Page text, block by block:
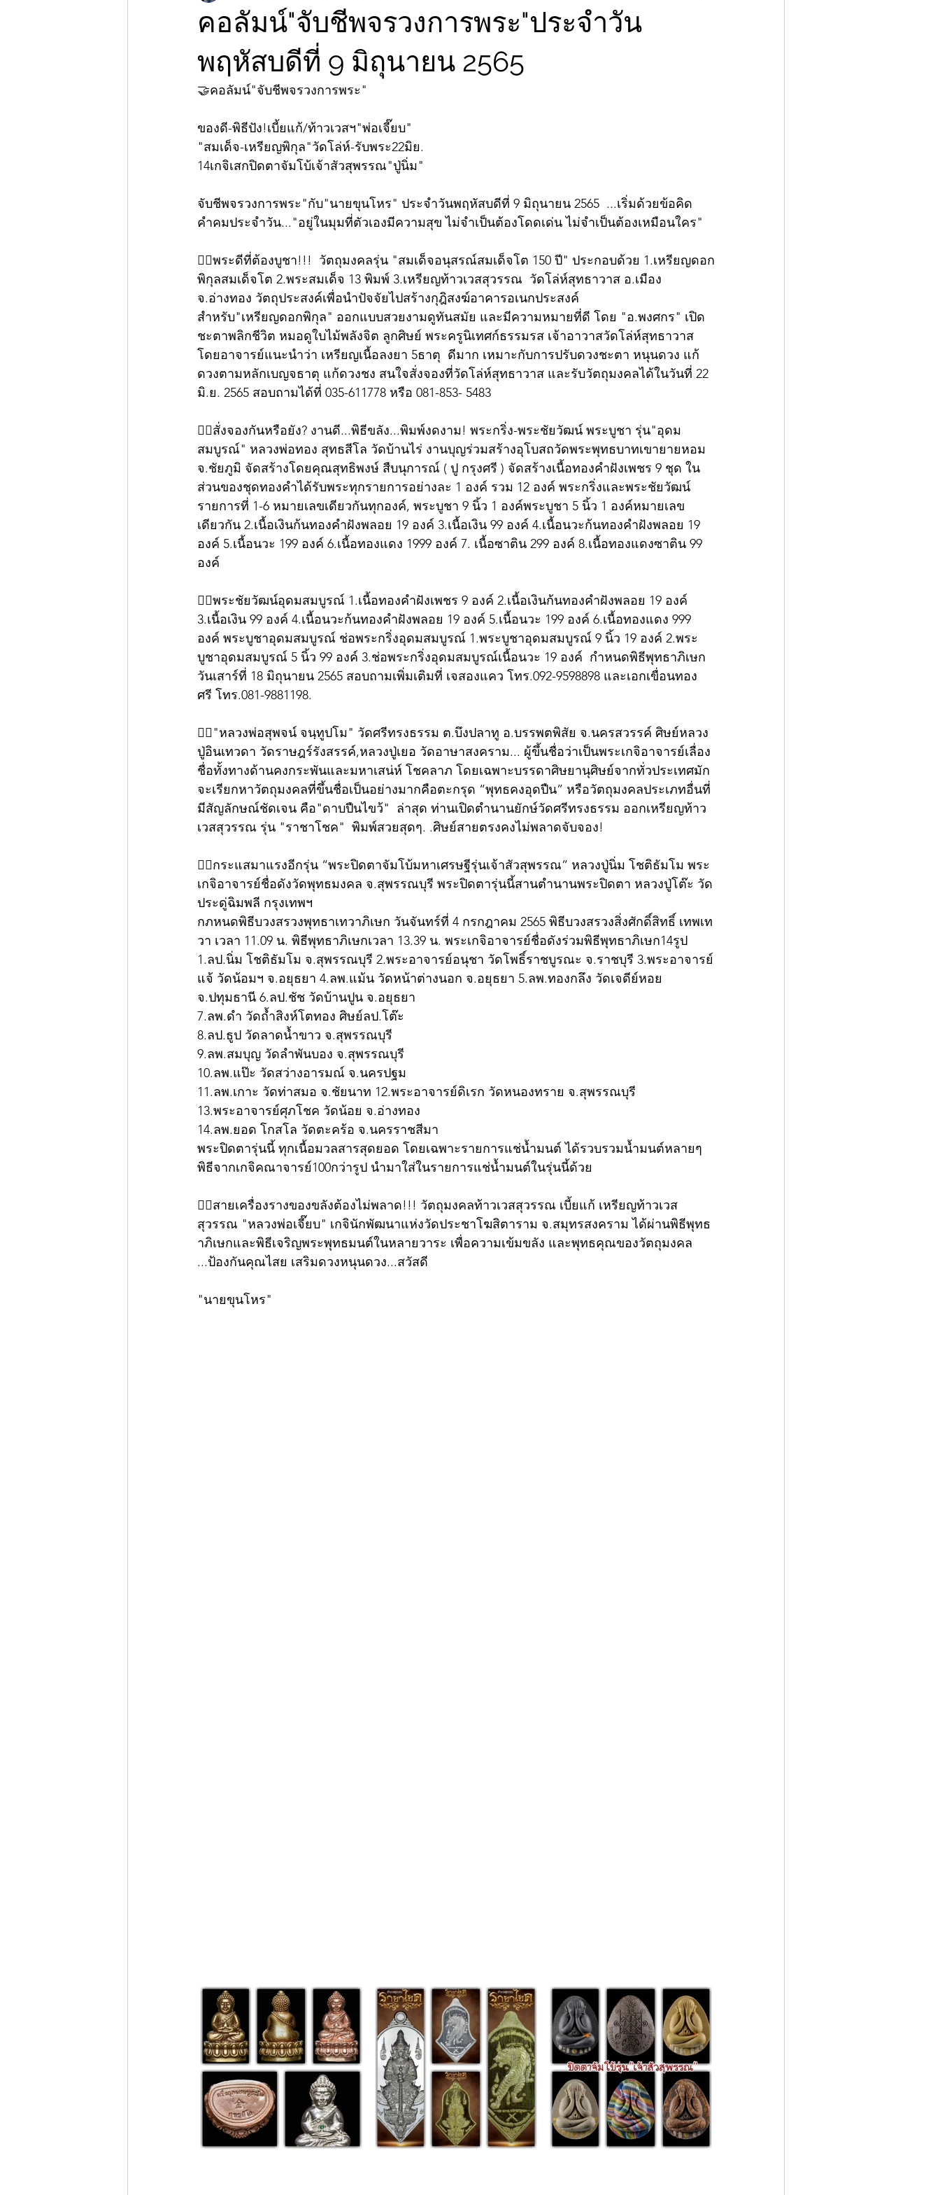
คอลัมน์"จับชีพจรวงการพระ"ประจำวัน
พฤหัสบดีที่ 9 มิถุนายน 2565
🤝คอลัมน์"จับชีพจรวงการพระ"
ของดี-พิธีปัง!เบี้ยแก้/ท้าวเวสฯ"พ่อเจี๊ยบ"
"สมเด็จ-เหรียญพิกุล"วัดโล่ห์-รับพระ22มิย.
14เกจิเสกปิดตาจัมโบ้เจ้าสัวสุพรรณ"ปู่นิ่ม"
จับชีพจรวงการพระ"กับ"นายขุนโหร" ประจำวันพฤหัสบดีที่ 9 มิถุนายน 2565  ...เริ่มด้วยข้อคิด
คำคมประจำวัน..."อยู่ในมุมที่ตัวเองมีความสุข ไม่จำเป็นต้องโดดเด่น ไม่จำเป็นต้องเหมือนใคร"
👍🏻พระดีที่ต้องบูชา!!!  วัตถุมงคลรุ่น "สมเด็จอนุสรณ์สมเด็จโต 150 ปี" ประกอบด้วย 1.เหรียญดอก
พิกุลสมเด็จโต 2.พระสมเด็จ 13 พิมพ์ 3.เหรียญท้าวเวสสุวรรณ  วัดโล่ห์สุทธาวาส อ.เมือง
จ.อ่างทอง วัตถุประสงค์เพื่อนำปัจจัยไปสร้างกุฎิสงฆ์อาคารอเนกประสงค์
สำหรับ"เหรียญดอกพิกุล" ออกแบบสวยงามดูทันสมัย และมีความหมายที่ดี โดย "อ.พงศกร" เปิด
ชะตาพลิกชีวิต หมอดูใบไม้พลังจิต ลูกศิษย์ พระครูนิเทศก์ธรรมรส เจ้าอาวาสวัดโล่ห์สุทธาวาส
โดยอาจารย์แนะนำว่า เหรียญเนื้อลงยา 5ธาตุ  ดีมาก เหมาะกับการปรับดวงชะตา หนุนดวง แก้
ดวงตามหลักเบญจธาตุ แก้ดวงชง สนใจสั่งจองที่วัดโล่ห์สุทธาวาส และรับวัตถุมงคลได้ในวันที่ 22
มิ.ย. 2565 สอบถามได้ที่ 035-611778 หรือ 081-853- 5483
👍🏻สั่งจองกันหรือยัง? งานดี...พิธีขลัง...พิมพ์งดงาม! พระกริ่ง-พระชัยวัฒน์ พระบูชา รุ่น"อุดม
สมบูรณ์" หลวงพ่อทอง สุทธสีโล วัดบ้านไร่ งานบุญร่วมสร้างอุโบสถวัดพระพุทธบาทเขายายหอม
จ.ชัยภูมิ จัดสร้างโดยคุณสุทธิพงษ์ สืบนุการณ์ ( ปู กรุงศรี ) จัดสร้างเนื้อทองคำฝังเพชร 9 ชุด ใน
ส่วนของชุดทองคำได้รับพระทุกรายการอย่างละ 1 องค์ รวม 12 องค์ พระกริ่งและพระชัยวัฒน์
รายการที่ 1-6 หมายเลขเดียวกันทุกองค์, พระบูชา 9 นิ้ว 1 องค์พระบูชา 5 นิ้ว 1 องค์หมายเลข
เดียวกัน 2.เนื้อเงินก้นทองคำฝังพลอย 19 องค์ 3.เนื้อเงิน 99 องค์ 4.เนื้อนวะก้นทองคำฝังพลอย 19
องค์ 5.เนื้อนวะ 199 องค์ 6.เนื้อทองแดง 1999 องค์ 7. เนื้อซาติน 299 องค์ 8.เนื้อทองแดงซาติน 99
องค์
👍🏻พระชัยวัฒน์อุดมสมบูรณ์ 1.เนื้อทองคำฝังเพชร 9 องค์ 2.เนื้อเงินก้นทองคำฝังพลอย 19 องค์
3.เนื้อเงิน 99 องค์ 4.เนื้อนวะก้นทองคำฝังพลอย 19 องค์ 5.เนื้อนวะ 199 องค์ 6.เนื้อทองแดง 999
องค์ พระบูชาอุดมสมบูรณ์ ช่อพระกริ่งอุดมสมบูรณ์ 1.พระบูชาอุดมสมบูรณ์ 9 นิ้ว 19 องค์ 2.พระ
บูชาอุดมสมบูรณ์ 5 นิ้ว 99 องค์ 3.ช่อพระกริ่งอุดมสมบูรณ์เนื้อนวะ 19 องค์  กำหนดพิธีพุทธาภิเษก
วันเสาร์ที่ 18 มิถุนายน 2565 สอบถามเพิ่มเติมที่ เจสองแคว โทร.092-9598898 และเอกเขื่อนทอง
ศรี โทร.081-9881198.
👍🏻"หลวงพ่อสุพจน์ จนฺทูปโม" วัดศรีทรงธรรม ต.บึงปลาทู อ.บรรพตพิสัย จ.นครสวรรค์ ศิษย์หลวง
ปู่อินเทวดา วัดราษฎร์รังสรรค์,หลวงปู่เยอ วัดอาษาสงคราม... ผู้ขึ้นชื่อว่าเป็นพระเกจิอาจารย์เลื่อง
ชื่อทั้งทางด้านคงกระพันและมหาเสน่ห์ โชคลาภ โดยเฉพาะบรรดาศิษยานุศิษย์จากทั่วประเทศมัก
จะเรียกหาวัตถุมงคลที่ขึ้นชื่อเป็นอย่างมากคือตะกรุด “พุทธคงอุดปืน” หรือวัตถุมงคลประเภทอื่นที่
มีสัญลักษณ์ชัดเจน คือ"ดาบปืนไขว้"  ล่าสุด ท่านเปิดตำนานยักษ์วัดศรีทรงธรรม ออกเหรียญท้าว
เวสสุวรรณ รุ่น "ราชาโชค"  พิมพ์สวยสุดๆ. .ศิษย์สายตรงคงไม่พลาดจับจอง!
👍🏻กระแสมาแรงอีกรุ่น “พระปิดตาจัมโบ้มหาเศรษฐีรุ่นเจ้าสัวสุพรรณ” หลวงปู่นิ่ม โชติธัมโม พระ
เกจิอาจารย์ชื่อดังวัดพุทธมงคล จ.สุพรรณบุรี พระปิดตารุ่นนี้สานตำนานพระปิดตา หลวงปู่โต๊ะ วัด
ประดู่ฉิมพลี กรุงเทพฯ
กภหนดพิธีบวงสรวงพุทธาเทวาภิเษก วันจันทร์ที่ 4 กรกฎาคม 2565 พิธีบวงสรวงสิ่งศักดิ์สิทธิ์ เทพเท
วา เวลา 11.09 น. พิธีพุทธาภิเษกเวลา 13.39 น. พระเกจิอาจารย์ชื่อดังร่วมพิธีพุทธาภิเษก14รูป
1.ลป.นิ่ม โชติธัมโม จ.สุพรรณบุรี 2.พระอาจารย์อนุชา วัดโพธิ์ราชบูรณะ จ.ราชบุรี 3.พระอาจารย์
แจ้ วัดน้อมฯ จ.อยุธยา 4.ลพ.แม้น วัดหน้าต่างนอก จ.อยุธยา 5.ลพ.ทองกลึง วัดเจดีย์หอย
จ.ปทุมธานี 6.ลป.ชัช วัดบ้านปูน จ.อยุธยา
7.ลพ.ดำ วัดถ้ำสิงห์โตทอง ศิษย์ลป.โต๊ะ
8.ลป.ธูป วัดลาดน้ำขาว จ.สุพรรณบุรี
9.ลพ.สมบุญ วัดลำพันบอง จ.สุพรรณบุรี
10.ลพ.แป๊ะ วัดสว่างอารมณ์ จ.นครปฐม
11.ลพ.เกาะ วัดท่าสมอ จ.ชัยนาท 12.พระอาจารย์ดิเรก วัดหนองทราย จ.สุพรรณบุรี
13.พระอาจารย์ศุภโชค วัดน้อย จ.อ่างทอง
14.ลพ.ยอด โกสโล วัดตะคร้อ จ.นครราชสีมา
พระปิดตารุ่นนี้ ทุกเนื้อมวลสารสุดยอด โดยเฉพาะรายการแช่น้ำมนต์ ได้รวบรวมน้ำมนต์หลายๆ
พิธีจากเกจิคณาจารย์100กว่ารูป นำมาใส่ในรายการแช่น้ำมนต์ในรุ่นนี้ด้วย
👍🏻สายเครื่องรางของขลังต้องไม่พลาด!!! วัตถุมงคลท้าวเวสสุวรรณ เบี้ยแก้ เหรียญท้าวเวส
สุวรรณ "หลวงพ่อเจี๊ยบ" เกจินักพัฒนาแห่งวัดประชาโฆสิตาราม จ.สมุทรสงคราม ได้ผ่านพิธีพุทธ
าภิเษกและพิธีเจริญพระพุทธมนต์ในหลายวาระ เพื่อความเข้มขลัง และพุทธคุณของวัตถุมงคล
...ป้องกันคุณไสย เสริมดวงหนุนดวง...สวัสดี
"นายขุนโหร"